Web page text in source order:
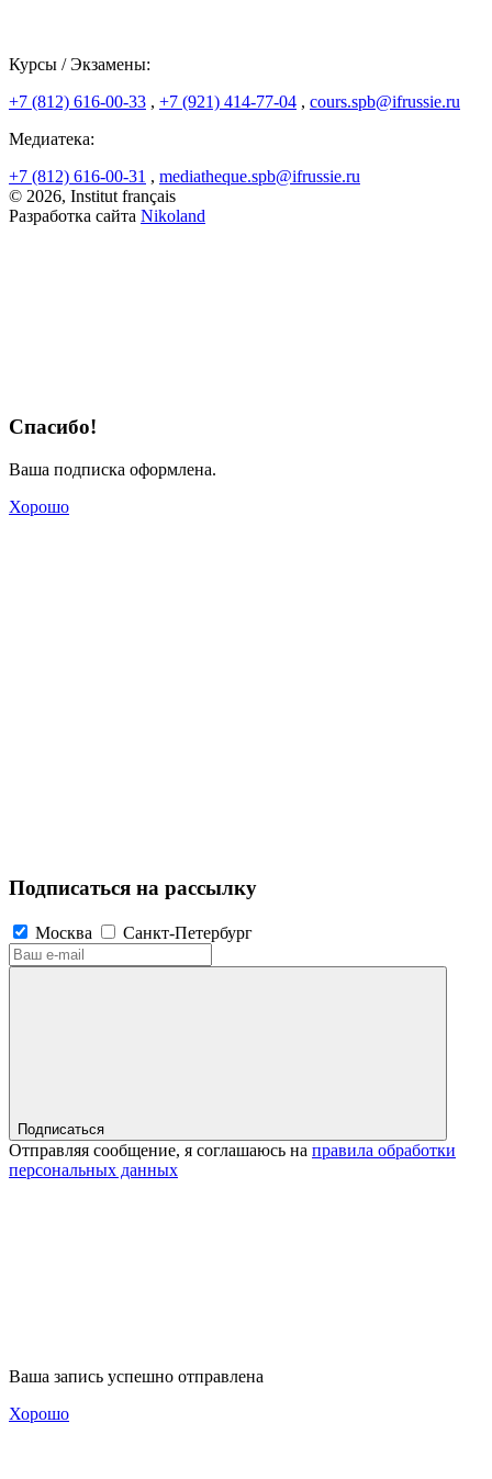
Курсы / Экзамены:
+7 (812) 616-00-33 , +7 (921) 414-77-04 , cours.spb@ifrussie.ru
Медиатека:
+7 (812) 616-00-31 , mediatheque.spb@ifrussie.ru
© 2026, Institut français
Разработка сайта Nikoland
Спасибо!
Ваша подписка оформлена.
Хорошо
Подписаться на рассылку
Москва Санкт-Петербург
Подписаться
Отправляя сообщение, я соглашаюсь на правила обработки
персональных данных
Ваша запись успешно отправлена
Хорошо